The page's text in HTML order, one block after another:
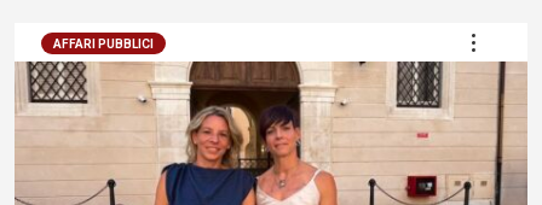
AFFARI PUBBLICI